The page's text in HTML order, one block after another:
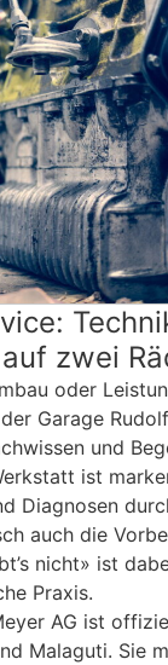
zwei
oder
Garage
und
ist
Diagnosen
auch die
nicht» ist
Praxis.
AG ist
Malaguti. Sie